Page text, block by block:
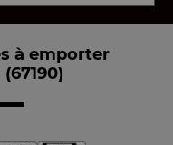
à emporter